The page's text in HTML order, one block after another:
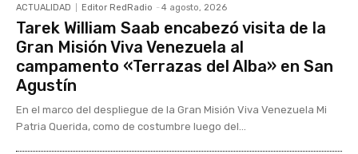
ACTUALIDAD Editor RedRadio - 4 agosto, 2026
Tarek William Saab encabezó visita de la
Gran Misión Viva Venezuela al
campamento «Terrazas del Alba» en San
Agustín
En el marco del despliegue de la Gran Misión Viva Venezuela Mi
Patria Querida, como de costumbre luego del...